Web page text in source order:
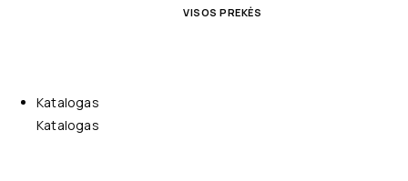
VISOS PREKĖS
Katalogas
Katalogas